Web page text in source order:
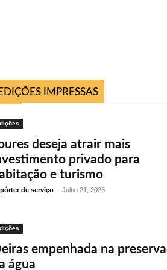
EDIÇÕES IMPRESSAS
deseja atrair mais
privado para
e turismo
de serviço - Julho 21, 2026
empenhada na
água